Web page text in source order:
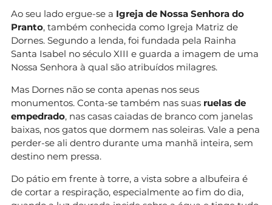
Ao seu lado ergue-se a Igreja de Nossa Senhora do
Pranto, também conhecida como Igreja Matriz de
Dornes. Segundo a lenda, foi fundada pela Rainha
Santa Isabel no século XIII e guarda a imagem de uma
Nossa Senhora à qual são atribuídos milagres.
Mas Dornes não se conta apenas nos seus
monumentos. Conta-se também nas suas ruelas de
empedrado, nas casas caiadas de branco com janelas
baixas, nos gatos que dormem nas soleiras. Vale a pena
perder-se ali dentro durante uma manhã inteira, sem
destino nem pressa.
Do pátio em frente à torre, a vista sobre a albufeira é
de cortar a respiração, especialmente ao fim do dia,